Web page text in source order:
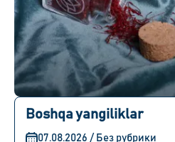
Boshqa yangiliklar
07.08.2026 / Без рубрики